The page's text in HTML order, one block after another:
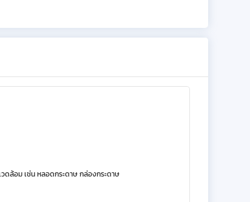
ล้อม เช่น หลอดกระดาษ กล่องกระดาษ